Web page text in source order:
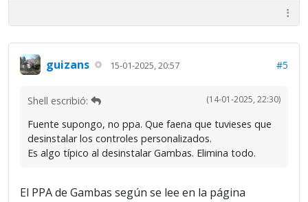
guizans 15-01-2025, 20:57 #5
(14-01-2025, 22:30)
Shell escribió:
Fuente supongo, no ppa. Que faena que tuvieses que
desinstalar los controles personalizados.
Es algo típico al desinstalar Gambas. Elimina todo.
El PPA de Gambas según se lee en la página